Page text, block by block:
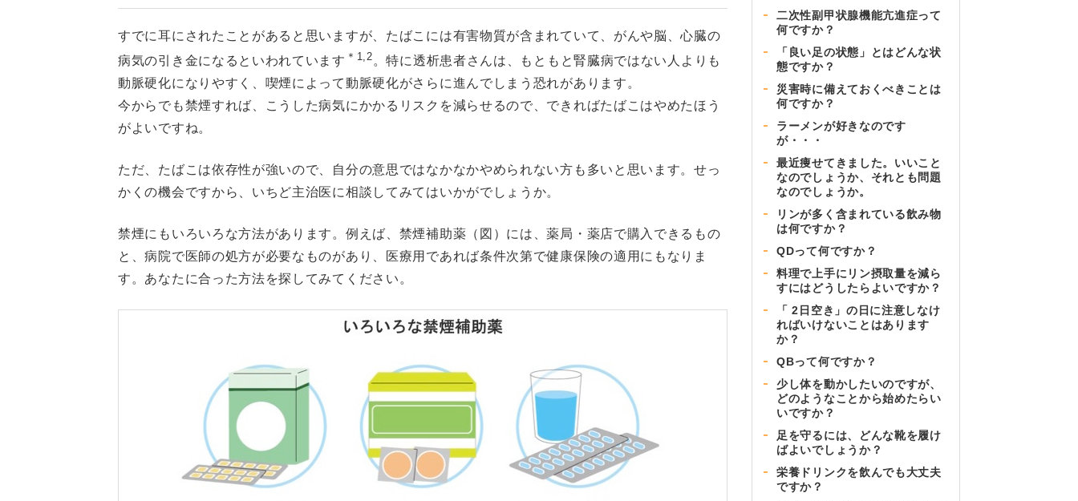
すでに耳にされたことがあると思いますが、たばこには有害物質が含まれていて、がんや脳、心臓の
病気の引き金になるといわれています ＊1,2 。特に透析患者さんは、もともと腎臓病ではない人よりも
動脈硬化になりやすく、喫煙によって動脈硬化がさらに進んでしまう恐れがあります。
今からでも禁煙すれば、こうした病気にかかるリスクを減らせるので、できればたばこはやめたほう
がよいですね。
ただ、たばこは依存性が強いので、自分の意思ではなかなかやめられない方も多いと思います。せっ
かくの機会ですから、いちど主治医に相談してみてはいかがでしょうか。
禁煙にもいろいろな方法があります。例えば、禁煙補助薬（図）には、薬局・薬店で購入できるもの
と、病院で医師の処方が必要なものがあり、医療用であれば条件次第で健康保険の適用にもなりま
す。あなたに合った方法を探してみてください。
二次性副甲状腺機能亢進症って
何ですか？
「良い足の状態」とはどんな状
態ですか？
災害時に備えておくべきことは
何ですか？
ラーメンが好きなのです
が・・・
最近痩せてきました。いいこと
なのでしょうか、それとも問題
なのでしょうか。
リンが多く含まれている飲み物
は何ですか？
QDって何ですか？
料理で上手にリン摂取量を減ら
すにはどうしたらよいですか？
「 2日空き」の日に注意しなけ
ればいけないことはあります
か？
QBって何ですか？
少し体を動かしたいのですが、
どのようなことから始めたらい
いですか？
足を守るには、どんな靴を履け
ばよいでしょうか？
栄養ドリンクを飲んでも大丈夫
ですか？